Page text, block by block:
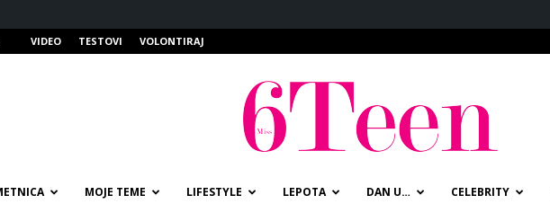
VIDEO TESTOVI VOLONTIRAJ
MOJE TEME LIFESTYLE LEPOTA DAN U… CELEBRITY